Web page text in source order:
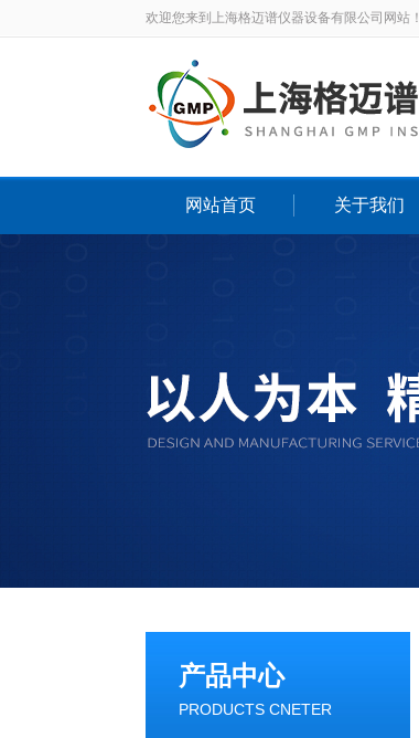
欢迎您来到上海格迈谱仪器设备有限公司网站！
网站首页 关于我们
产品中心
PRODUCTS CNETER